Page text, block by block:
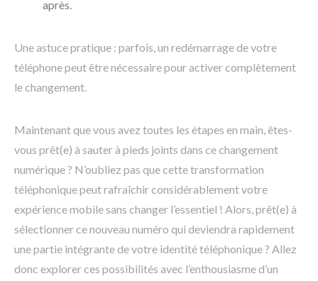
après.
Une astuce pratique : parfois, un redémarrage de votre
téléphone peut être nécessaire pour activer complètement
le changement.
Maintenant que vous avez toutes les étapes en main, êtes-
vous prêt(e) à sauter à pieds joints dans ce changement
numérique ? N’oubliez pas que cette transformation
téléphonique peut rafraîchir considérablement votre
expérience mobile sans changer l’essentiel ! Alors, prêt(e) à
sélectionner ce nouveau numéro qui deviendra rapidement
une partie intégrante de votre identité téléphonique ? Allez
donc explorer ces possibilités avec l’enthousiasme d’un